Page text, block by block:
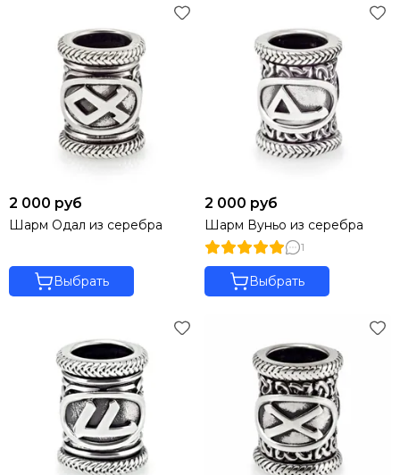
2 000 руб
Шарм Одал из серебра
Выбрать
2 000 руб
Шарм Вуньо из серебра
1
Выбрать